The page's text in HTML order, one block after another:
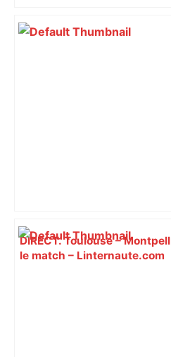
DIRECT. Toulouse –
le match – Linternaute.com